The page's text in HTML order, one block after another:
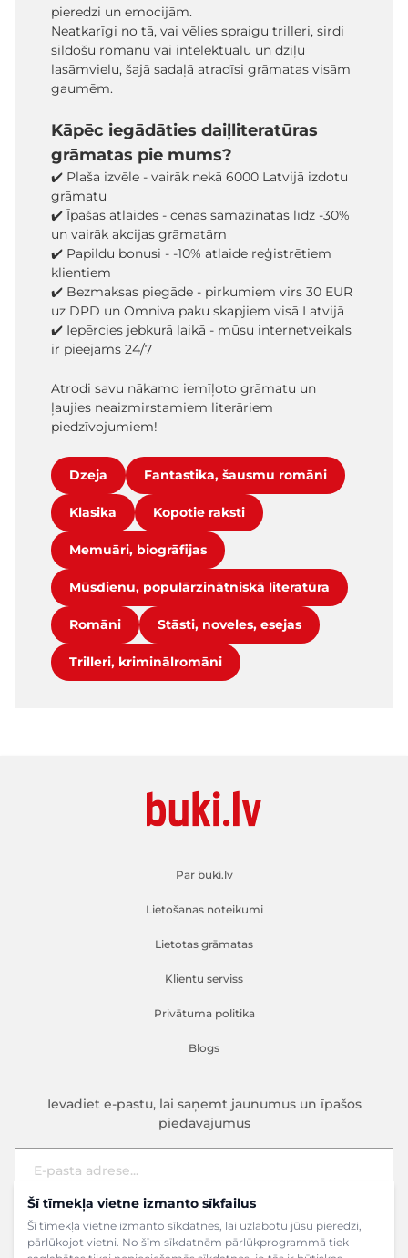
Šī tīmekļa vietne izmanto sīkfailus
Šī tīmekļa vietne izmanto sīkdatnes, lai uzlabotu jūsu pieredzi,
pārlūkojot vietni. No šīm sīkdatnēm pārlūkprogrammā tiek
pieredzi un emocijām.
Neatkarīgi no tā, vai vēlies spraigu trilleri, sirdi
sildošu romānu vai intelektuālu un dziļu
lasāmvielu, šajā sadaļā atradīsi grāmatas visām
gaumēm.
Kāpēc iegādāties daiļliteratūras
grāmatas pie mums?
✔️ Plaša izvēle - vairāk nekā 6000 Latvijā izdotu
grāmatu
✔️ Īpašas atlaides - cenas samazinātas līdz -30%
un vairāk akcijas grāmatām
✔️ Papildu bonusi - -10% atlaide reģistrētiem
klientiem
✔️ Bezmaksas piegāde - pirkumiem virs 30 EUR
uz DPD un Omniva paku skapjiem visā Latvijā
✔️ Iepērcies jebkurā laikā - mūsu internetveikals
ir pieejams 24/7
Atrodi savu nākamo iemīļoto grāmatu un
ļaujies neaizmirstamiem literāriem
piedzīvojumiem!
Dzeja Fantastika, šausmu romāni
Klasika Kopotie raksti
Memuāri, biogrāfijas
Mūsdienu, populārzinātniskā literatūra
Romāni Stāsti, noveles, esejas
Trilleri, kriminālromāni
Par buki.lv
Lietošanas noteikumi
Lietotas grāmatas
Klientu serviss
Privātuma politika
Blogs
Ievadiet e-pastu, lai saņemt jaunumus un īpašos
piedāvājumus
E-pasta adrese
Pieteikties